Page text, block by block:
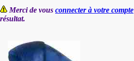
Merci de vous connecter à votre compte
résultat.